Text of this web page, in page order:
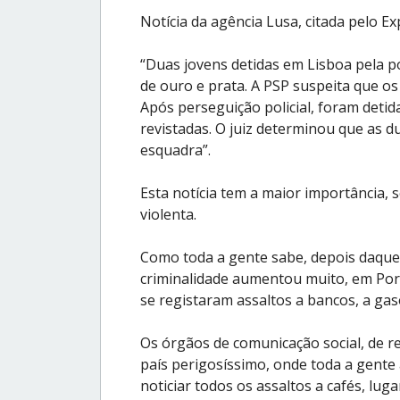
Notícia da agência Lusa, citada pelo
“Duas jovens detidas em Lisboa pela
de ouro e prata. A PSP suspeita que
Após perseguição policial, foram
revistadas. O juiz determinou que as
esquadra”.
Esta notícia tem a maior importância,
violenta.
Como toda a gente sabe, depois
criminalidade aumentou muito, em
se registaram assaltos a bancos, a
Os órgãos de comunicação social, de
país perigosíssimo, onde toda a
noticiar todos os assaltos a cafés,